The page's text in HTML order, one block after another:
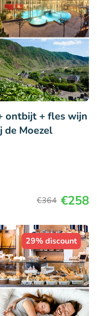
ontbijt + fles wijn
de Moezel
€364 €258
29% discount